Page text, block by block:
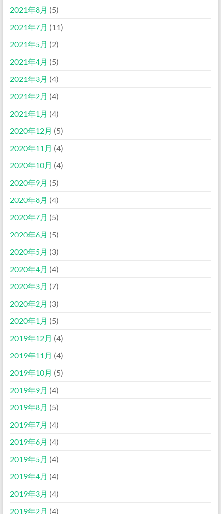
2021年8月 (5)
2021年7月 (11)
2021年5月 (2)
2021年4月 (5)
2021年3月 (4)
2021年2月 (4)
2021年1月 (4)
2020年12月 (5)
2020年11月 (4)
2020年10月 (4)
2020年9月 (5)
2020年8月 (4)
2020年7月 (5)
2020年6月 (5)
2020年5月 (3)
2020年4月 (4)
2020年3月 (7)
2020年2月 (3)
2020年1月 (5)
2019年12月 (4)
2019年11月 (4)
2019年10月 (5)
2019年9月 (4)
2019年8月 (5)
2019年7月 (4)
2019年6月 (4)
2019年5月 (4)
2019年4月 (4)
2019年3月 (4)
2019年2月 (4)